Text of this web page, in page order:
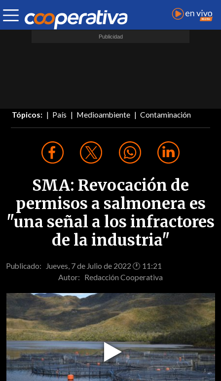
Tópicos: País Medioambiente Contaminación
SMA: Revocación de
permisos a salmonera es
"una señal a los infractores
de la industria"
Publicado: Jueves, 7 de Julio de 2022 🕐 11:21
Autor: Redacción Cooperativa
Play
Video